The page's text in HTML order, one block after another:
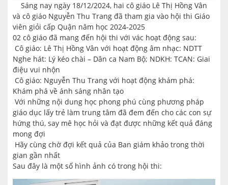
Sáng nay ngày 18/12/2024, hai cô giáo Lê Thị Hồng Vân
và cô giáo Nguyễn Thu Trang đã tham gia vào hội thi Giáo
viên giỏi cấp Quận năm học 2024-2025
02 cô giáo đã mang đến hội thi với vác hoạt động sau:
Cô giáo: Lê Thị Hồng Vân với hoạt động âm nhạc: NDTT
Nghe hát: Lý kéo chài – Dân ca Nam Bộ; NDKH: TCAN: Giai
điệu vui nhộn
Cô giáo: Nguyễn Thu Trang với hoạt động khám phá:
Khám phá về ánh sáng nhân tạo
Với những nội dung học phong phú cùng phương pháp
giáo dục lấy trẻ làm trung tâm đã đem đến cho các con sự
hứng thú, say mê học hỏi và đạt được những kết quả đáng
mong đợi
Hãy cùng chờ đợi kết quả của Ban giám khảo trong thời
gian gần nhất
Sau đây là một số hình ảnh có trong hội thi: